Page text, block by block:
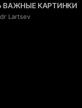
ВАЖНЫЕ КАРТИНКИ
Lartsev